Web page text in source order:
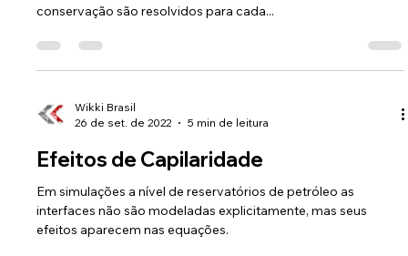
Em uma simulação CFD, o domínio a ser resolvido é
conservação são resolvidos para cada...
26 de set. de 2022
5 min de leitura
Efeitos de Capilaridade
Em simulações a nível de reservatórios de petróleo as